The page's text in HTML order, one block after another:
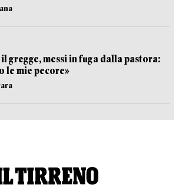
gregge, messi in fuga dalla pastora:
le mie pecore»